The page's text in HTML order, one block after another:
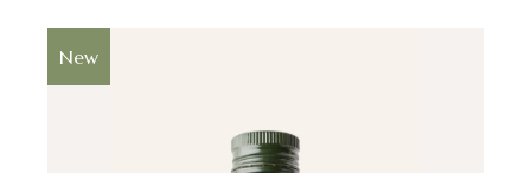
New